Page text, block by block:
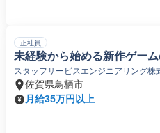
正社員
未経験から始める新作ゲー
スタッフサービスエンジニアリング株
佐賀県鳥栖市
月給35万円以上